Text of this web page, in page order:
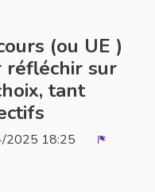
(ou UE )
réfléchir sur
tant
2025 18:25